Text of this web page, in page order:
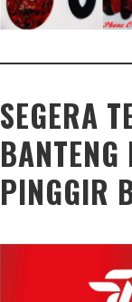
SEGERA
BANTENG
PINGGIR